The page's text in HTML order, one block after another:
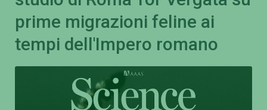
prime migrazioni feline ai
tempi dell'Impero romano